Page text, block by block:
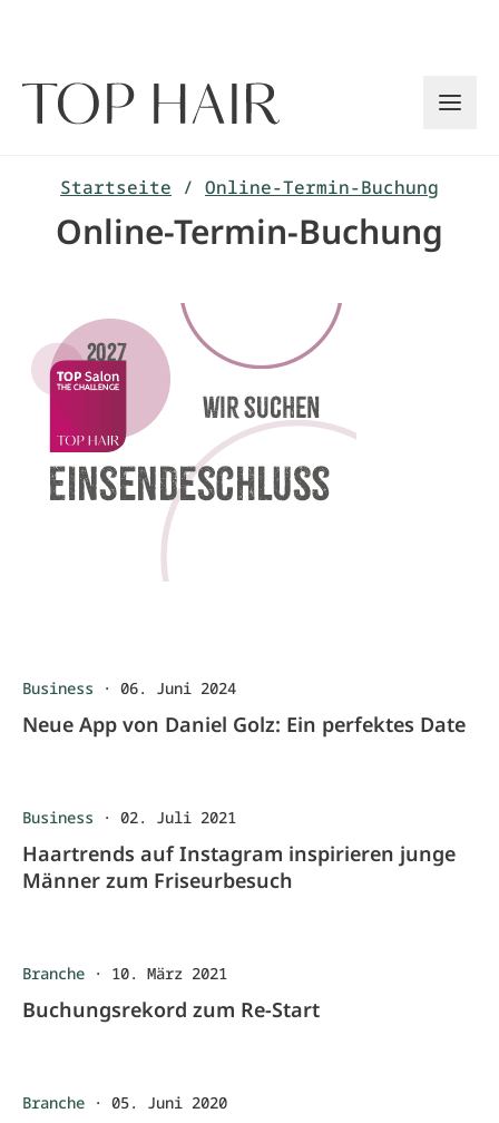
Startseite / Online-Termin-Buchung
Online-Termin-Buchung
Business · 06. Juni 2024
Neue App von Daniel Golz: Ein perfektes Date
Business · 02. Juli 2021
Haartrends auf Instagram inspirieren junge
Männer zum Friseurbesuch
Branche · 10. März 2021
Buchungsrekord zum Re-Start
Branche · 05. Juni 2020